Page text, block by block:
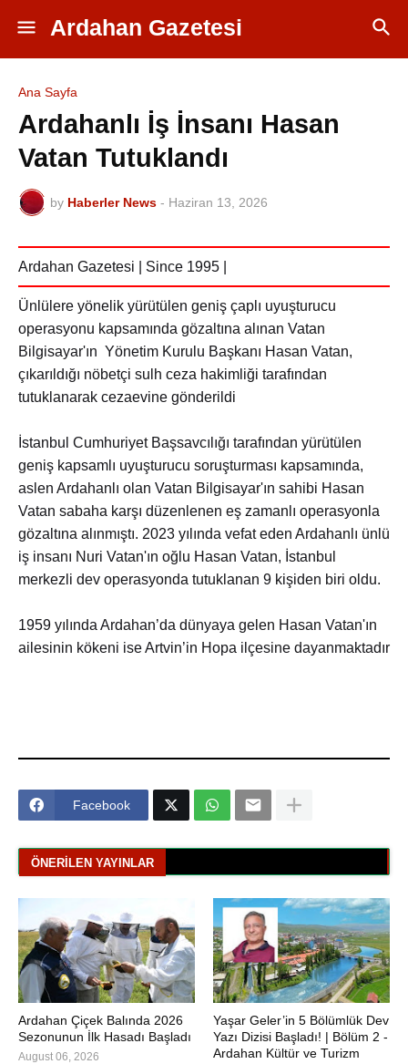
Ardahan Gazetesi
Ana Sayfa
Ardahanlı İş İnsanı Hasan
Vatan Tutuklandı
by Haberler News - Haziran 13, 2026
Ardahan Gazetesi | Since 1995 |
Ünlülere yönelik yürütülen geniş çaplı uyuşturucu
operasyonu kapsamında gözaltına alınan Vatan
Bilgisayar'ın Yönetim Kurulu Başkanı Hasan Vatan,
çıkarıldığı nöbetçi sulh ceza hakimliği tarafından
tutuklanarak cezaevine gönderildi
İstanbul Cumhuriyet Başsavcılığı tarafından yürütülen
geniş kapsamlı uyuşturucu soruşturması kapsamında,
aslen Ardahanlı olan Vatan Bilgisayar'ın sahibi Hasan
Vatan sabaha karşı düzenlenen eş zamanlı operasyonla
gözaltına alınmıştı. 2023 yılında vefat eden Ardahanlı ünlü
iş insanı Nuri Vatan'ın oğlu Hasan Vatan, İstanbul
merkezli dev operasyonda tutuklanan 9 kişiden biri oldu.
1959 yılında Ardahan’da dünyaya gelen Hasan Vatan'ın
ailesinin kökeni ise Artvin’in Hopa ilçesine dayanmaktadır
Facebook
ÖNERILEN YAYINLAR
Ardahan Çiçek Balında 2026
Sezonunun İlk Hasadı Başladı
August 06, 2026
Yaşar Geler’in 5 Bölümlük Dev
Yazı Dizisi Başladı! | Bölüm 2 -
Ardahan Kültür ve Turizm